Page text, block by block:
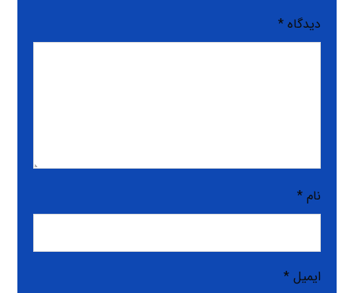
دیدگاه*
نام*
ایمیل*